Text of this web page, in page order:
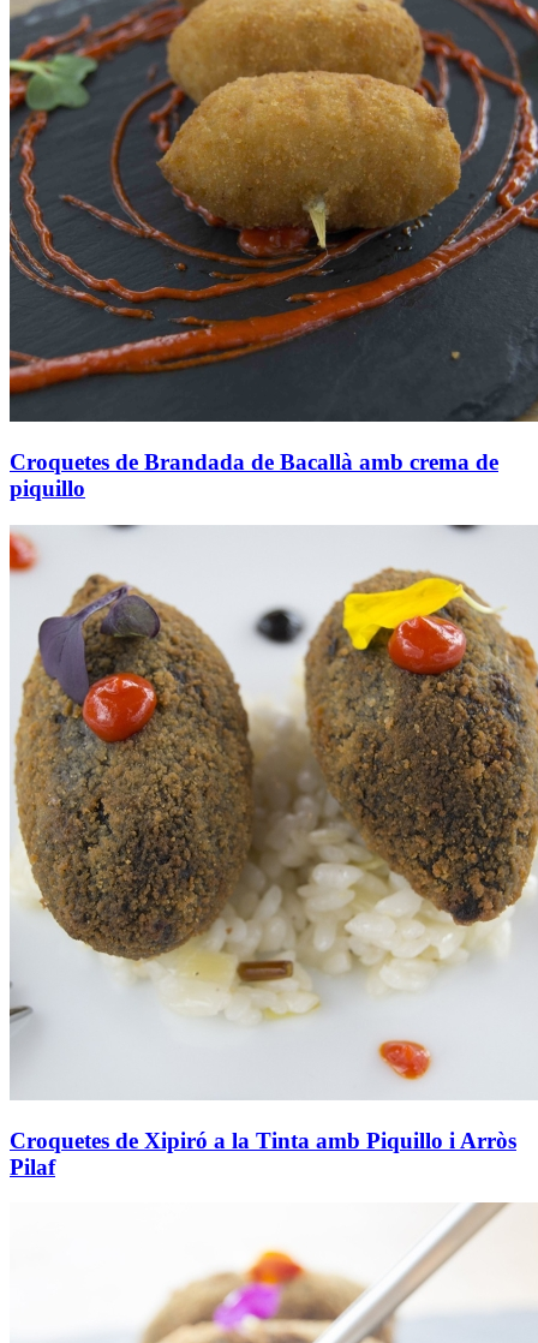
Croquetes de Brandada de Bacallà amb crema de
piquillo
Croquetes de Xipiró a la Tinta amb Piquillo i Arròs
Pilaf